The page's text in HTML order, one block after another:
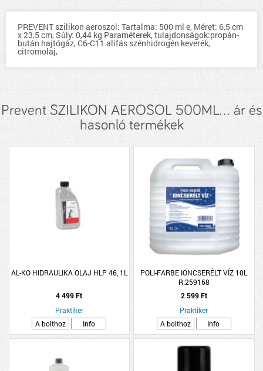
PREVENT szilikon aeroszol: Tartalma: 500 ml e, Méret: 6,5 cm
x 23,5 cm, Súly: 0,44 kg Paraméterek, tulajdonságok:propán-
bután hajtógáz, C6-C11 alifás szénhidrogén keverék,
citromolaj,
Prevent SZILIKON AEROSOL 500ML... ár és
hasonló termékek
AL-KO HIDRAULIKA OLAJ HLP 46, 1L
4 499 Ft
Praktiker
A bolthoz
Info
POLI-FARBE IONCSERÉLT VÍZ 10L
R:259168
2 599 Ft
Praktiker
A bolthoz
Info